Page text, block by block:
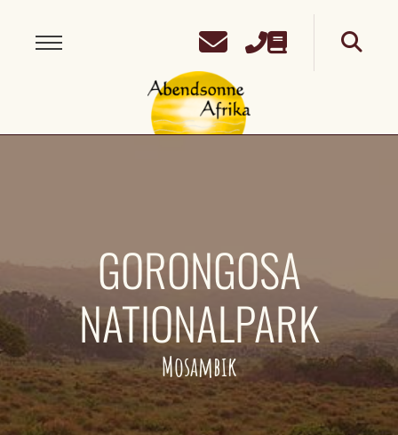
GORONGOSA
NATIONALPARK
Mosambik